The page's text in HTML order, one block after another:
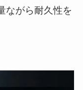
ながら耐久性を